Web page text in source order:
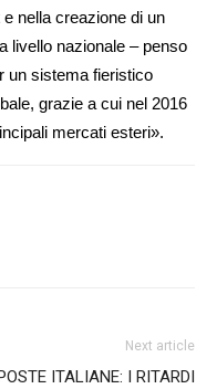
nella creazione di un
livello nazionale – penso
un sistema fieristico
grazie a cui nel 2016
mercati esteri».
Next article
ITALIANE: I RITARDI